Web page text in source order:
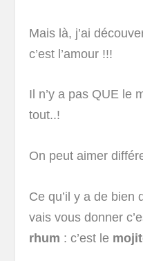
Mais là, j’ai
c’est l’amour !!!
Il n’y a pas QUE le
tout..!
On peut aimer
Ce qu’il y a de bien
vais vous donner
rhum : c’est le